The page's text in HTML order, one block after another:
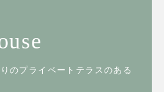
のプライベートテラスのある